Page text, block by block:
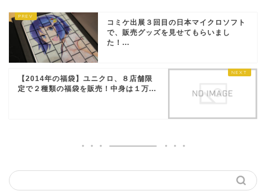
コミケ出展３回目の日本マイクロソフト
で、販売グッズを見せてもらいまし
た！...
【2014年の福袋】ユニクロ、８店舗限
定で２種類の福袋を販売！中身は１万...